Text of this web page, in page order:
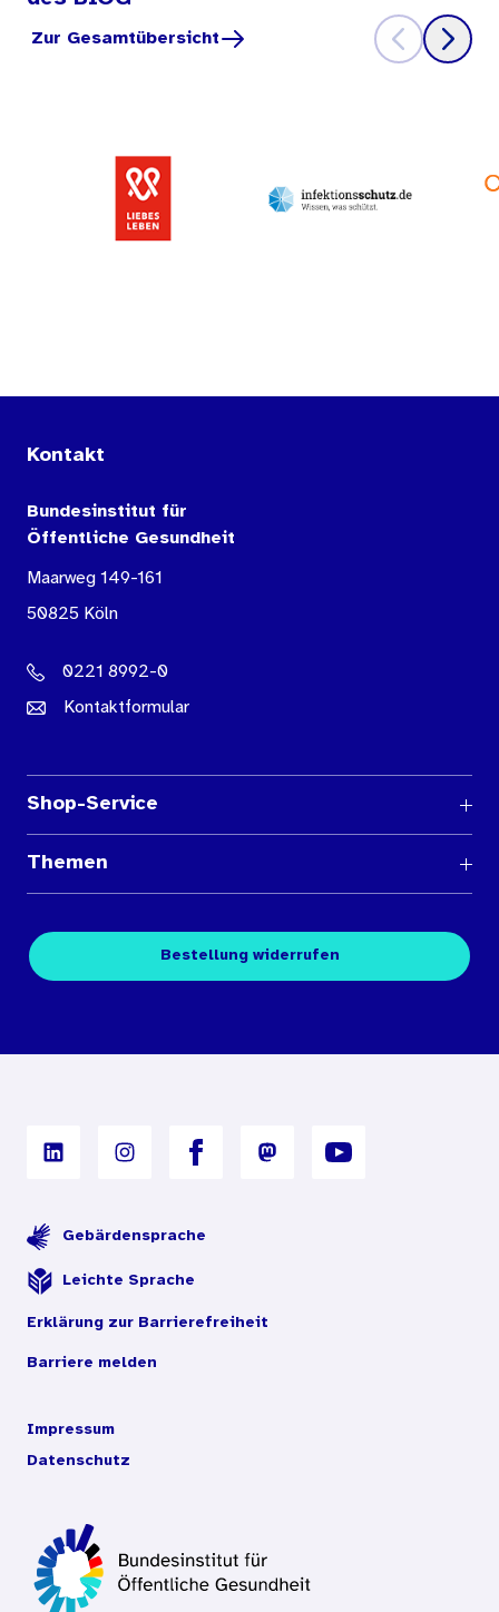
Zur Gesamtübersicht
Kontakt
Bundesinstitut für
Öffentliche Gesundheit
Maarweg 149-161
50825 Köln
0221 8992-0
Kontaktformular
Shop-Service
Medienübersichten
Kontakt
Themen
Fachpublikationen
Digitales Archiv
Bestellung widerrufen
Gebärdensprache
Leichte Sprache
Erklärung zur Barrierefreiheit
Barriere melden
Impressum
Datenschutz